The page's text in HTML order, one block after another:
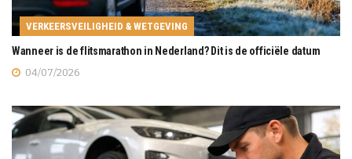
VERKEERSVEILIGHEID & WETGEVING
Wanneer is de flitsmarathon in Nederland? Dit is de officiële datum
04/07/2026